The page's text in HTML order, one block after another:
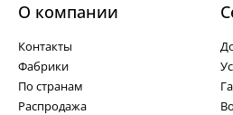
О компании
Контакты
Фабрики
По странам
Распродажа